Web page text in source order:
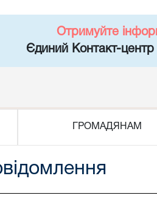
Отримуйте
Єдиний Контакт-центр
ГРОМАДЯНАМ